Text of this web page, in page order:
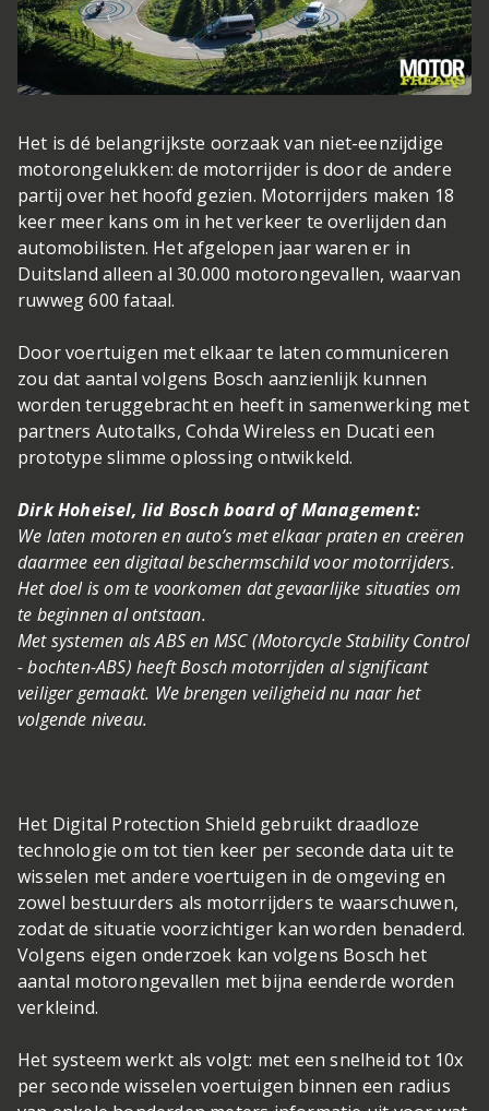
Het is dé belangrijkste oorzaak van niet-eenzijdige
motorongelukken: de motorrijder is door de andere
partij over het hoofd gezien. Motorrijders maken 18
keer meer kans om in het verkeer te overlijden dan
automobilisten. Het afgelopen jaar waren er in
Duitsland alleen al 30.000 motorongevallen, waarvan
ruwweg 600 fataal.
Door voertuigen met elkaar te laten communiceren
zou dat aantal volgens Bosch aanzienlijk kunnen
worden teruggebracht en heeft in samenwerking met
partners Autotalks, Cohda Wireless en Ducati een
prototype slimme oplossing ontwikkeld.
Dirk Hoheisel, lid Bosch board of Management:
We laten motoren en auto’s met elkaar praten en creëren
daarmee een digitaal beschermschild voor motorrijders.
Het doel is om te voorkomen dat gevaarlijke situaties om
te beginnen al ontstaan.
Met systemen als ABS en MSC (Motorcycle Stability Control
- bochten-ABS) heeft Bosch motorrijden al significant
veiliger gemaakt. We brengen veiligheid nu naar het
volgende niveau.
Het Digital Protection Shield gebruikt draadloze
technologie om tot tien keer per seconde data uit te
wisselen met andere voertuigen in de omgeving en
zowel bestuurders als motorrijders te waarschuwen,
zodat de situatie voorzichtiger kan worden benaderd.
Volgens eigen onderzoek kan volgens Bosch het
aantal motorongevallen met bijna eenderde worden
verkleind.
Het systeem werkt als volgt: met een snelheid tot 10x
per seconde wisselen voertuigen binnen een radius